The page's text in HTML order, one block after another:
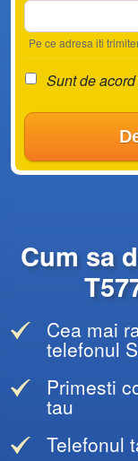
Pe ce adresa iti
Sunt de
Cum sa
Cea mai
telefonul
Primesti
tau
Telefonul